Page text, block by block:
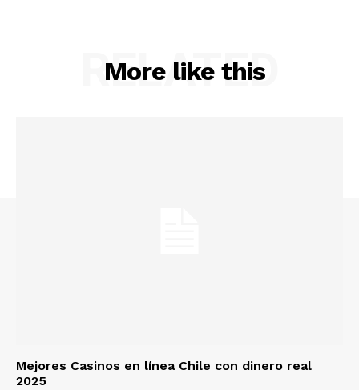
More like this
RELATED
Mejores Casinos en línea Chile con dinero real
2025